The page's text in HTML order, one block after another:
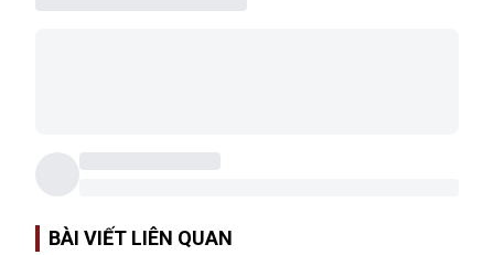
BÀI VIẾT LIÊN QUAN